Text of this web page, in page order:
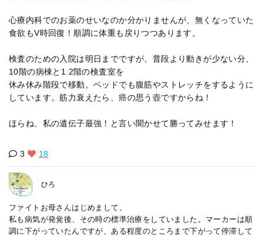
心療内科でのお薬のせいなのか分かりませんが、無くなっていた
食欲もV時回復！順調に体重も戻りつつあります。
検査のための入院は明日までですが、普段より動きが少ない分、
10階の病棟と1.2階の検査室を
休み休み階段で移動。ベッドでも腹筋やストレッチをするように
しています。筋力衰えたら、癌の思う壺ですからね！
ほらね、私の遺伝子最強！と言い聞かせて勝ってみせます！
3 18
ひろ
ファイトお母さんはじめまして。
私も病気が発覚後、その時の標準治療をしていました。マーカーは順
調に下がっていたんですが、ある程度のところまで下がって停滞して